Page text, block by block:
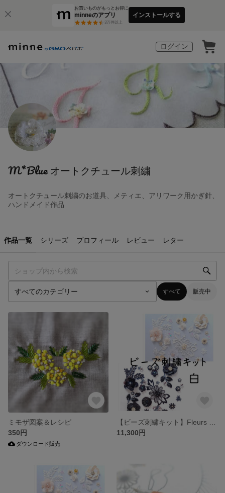
お買いものがもっとお得に
minneのアプリ
3万件以上
インストールする
ログイン
M*Blue オートクチュール刺繍
オートクチュール刺繍のお道具、メティエ、アリワーク用かぎ針、
ハンドメイド作品
作品一覧 シリーズ プロフィール レビュー レター
すべて 販売中
ミモザ図案＆レシピ
350円
ダウンロード販売
11,300円